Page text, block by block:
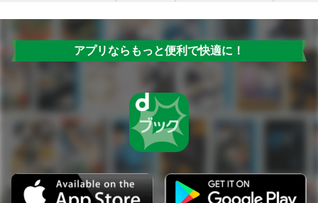
アプリならもっと便利で快適に！